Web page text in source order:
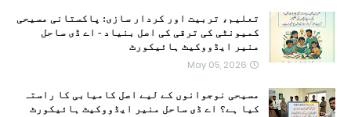
تعلیم، تربیت اور کردار سازی: پاکستانی مسیحی
کمیونٹی کی ترقی کی اصل بنیاد - اے ڈی ساحل
منیر ایڈووکیٹ ہائیکورٹ
May 05, 2026
مسیحی نوجوانوں کے لیے اصل کامیابی کا راستہ
کیا ہے؟ اے ڈی ساحل منیر ایڈووکیٹ ہائیکورٹ